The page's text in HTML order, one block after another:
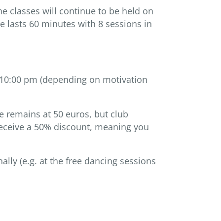
classes will continue to be held on
lasts 60 minutes with 8 sessions in
pm (depending on motivation
remains at 50 euros, but club
a 50% discount, meaning you
(e.g. at the free dancing sessions